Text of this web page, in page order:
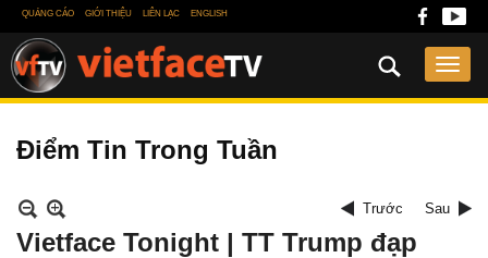
QUẢNG CÁO GIỚI THIỆU LIÊN LẠC ENGLISH
Điểm Tin Trong Tuần
Trước Sau
Vietface Tonight | TT Trump đạp